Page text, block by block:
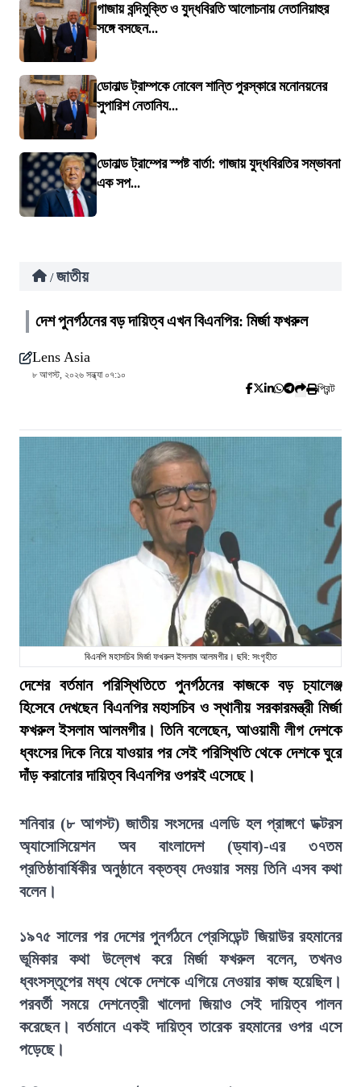
গাজায় বন্দিমুক্তি ও যুদ্ধবিরতি আলোচনায় নেতানিয়াহুর
সঙ্গে বসছেন...
ডোনাল্ড ট্রাম্পকে নোবেল শান্তি পুরস্কারে মনোনয়নের
সুপারিশ নেতানিয...
ডোনাল্ড ট্রাম্পের স্পষ্ট বার্তা: গাজায় যুদ্ধবিরতির সম্ভাবনা
এক সপ...
/ জাতীয়
দেশ পুনর্গঠনের বড় দায়িত্ব এখন বিএনপির: মির্জা ফখরুল
Lens Asia
৮ আগস্ট, ২০২৬ সন্ধ্যা ০৭:১০
প্রিন্ট
বিএনপি মহাসচিব মির্জা ফখরুল ইসলাম আলমগীর। ছবি: সংগৃহীত
দেশের বর্তমান পরিস্থিতিতে পুনর্গঠনের কাজকে বড় চ্যালেঞ্জ
হিসেবে দেখছেন বিএনপির মহাসচিব ও স্থানীয় সরকারমন্ত্রী মির্জা
ফখরুল ইসলাম আলমগীর। তিনি বলেছেন, আওয়ামী লীগ দেশকে
ধ্বংসের দিকে নিয়ে যাওয়ার পর সেই পরিস্থিতি থেকে দেশকে ঘুরে
দাঁড় করানোর দায়িত্ব বিএনপির ওপরই এসেছে।
শনিবার (৮ আগস্ট) জাতীয় সংসদের এলডি হল প্রাঙ্গণে ডক্টরস
অ্যাসোসিয়েশন অব বাংলাদেশ (ড্যাব)-এর ৩৭তম
প্রতিষ্ঠাবার্ষিকীর অনুষ্ঠানে বক্তব্য দেওয়ার সময় তিনি এসব কথা
বলেন।
১৯৭৫ সালের পর দেশের পুনর্গঠনে প্রেসিডেন্ট জিয়াউর রহমানের
ভূমিকার কথা উল্লেখ করে মির্জা ফখরুল বলেন, তখনও
ধ্বংসস্তূপের মধ্য থেকে দেশকে এগিয়ে নেওয়ার কাজ হয়েছিল।
পরবর্তী সময়ে দেশনেত্রী খালেদা জিয়াও সেই দায়িত্ব পালন
করেছেন। বর্তমানে একই দায়িত্ব তারেক রহমানের ওপর এসে
পড়েছে।